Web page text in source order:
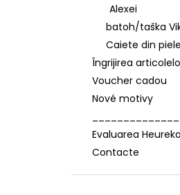
Alexei
batoh/taška
Caiete din piele
Îngrijirea
Voucher cadou
Nové motivy
Evaluarea Heureka
Contacte